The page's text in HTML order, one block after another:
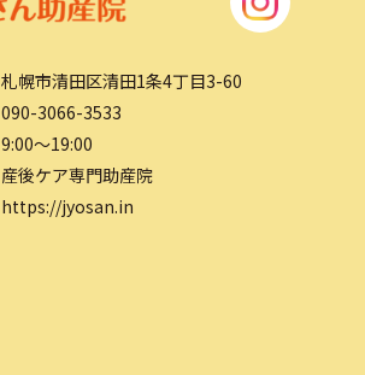
札幌市清田区清田1条4丁目3-60
090-3066-3533
9:00～19:00
産後ケア専門助産院
https://jyosan.in